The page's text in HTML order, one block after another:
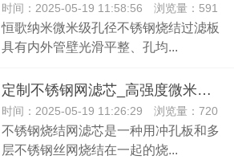
时间：2025-05-19 11:58:56 浏览量：591
恒歌纳米微米级孔径不锈钢烧结过滤板
具有内外管壁光滑平整、孔均...
定制不锈钢网滤芯_高强度微米级医用不锈钢网滤筒
时间：2025-05-19 11:26:29 浏览量：720
不锈钢烧结网滤芯是一种用冲孔板和多
层不锈钢丝网烧结在一起的烧...